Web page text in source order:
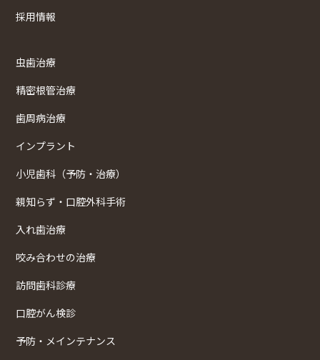
採用情報
虫歯治療
精密根管治療
歯周病治療
インプラント
小児歯科（予防・治療）
親知らず・口腔外科手術
入れ歯治療
咬み合わせの治療
訪問歯科診療
口腔がん検診
予防・メインテナンス